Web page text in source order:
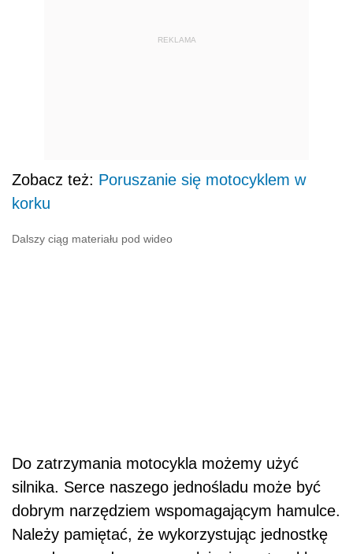
REKLAMA
Zobacz też: Poruszanie się motocyklem w
korku
Dalszy ciąg materiału pod wideo
Do zatrzymania motocykla możemy użyć
silnika. Serce naszego jednośladu może być
dobrym narzędziem wspomagającym hamulce.
Należy pamiętać, że wykorzystując jednostkę